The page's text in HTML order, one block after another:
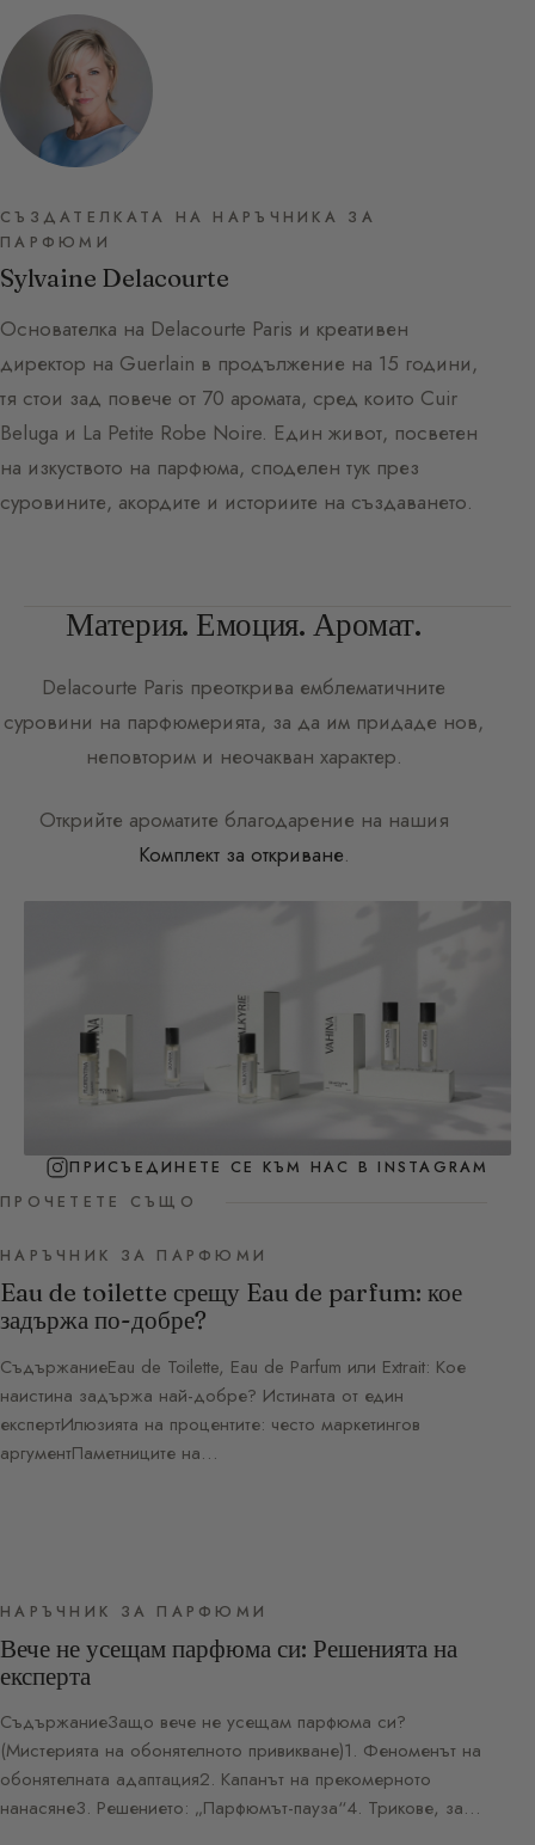
СЪЗДАТЕЛКАТА НА НАРЪЧНИКА ЗА
ПАРФЮМИ
Sylvaine Delacourte
Основателка на Delacourte Paris и креативен
директор на Guerlain в продължение на 15 години,
тя стои зад повече от 70 аромата, сред които Cuir
Beluga и La Petite Robe Noire. Един живот, посветен
на изкуството на парфюма, споделен тук през
суровините, акордите и историите на създаването.
Материя. Емоция. Аромат.
Delacourte Paris преоткрива емблематичните
суровини на парфюмерията, за да им придаде нов,
неповторим и неочакван характер.
Открийте ароматите благодарение на нашия
Комплект за откриване.
ПРИСЪЕДИНЕТЕ СЕ КЪМ НАС В INSTAGRAM
ПРОЧЕТЕТЕ СЪЩО
НАРЪЧНИК ЗА ПАРФЮМИ
Eau de toilette срещу Eau de parfum: кое
задържа по-добре?
СъдържаниеEau de Toilette, Eau de Parfum или Extrait: Кое
наистина задържа най-добре? Истината от един
експертИлюзията на процентите: често маркетингов
аргументПаметниците на…
НАРЪЧНИК ЗА ПАРФЮМИ
Вече не усещам парфюма си: Решенията на
експерта
СъдържаниеЗащо вече не усещам парфюма си?
(Мистерията на обонятелното привикване)1. Феноменът на
обонятелната адаптация2. Капанът на прекомерното
нанасяне3. Решението: „Парфюмът-пауза“4. Трикове, за…